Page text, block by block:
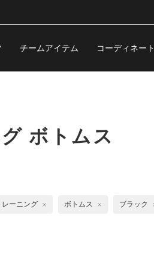
チームアイテム コーディネート
ボトムス
レーニング ボトムス ブラック